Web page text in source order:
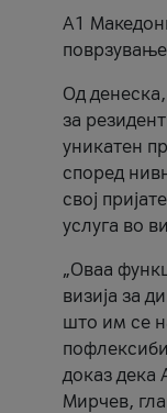
А1
Од
за
уникатен
според
свој
услуга во
„Оваа
визија за
што им се
доказ дека
Мирчев,